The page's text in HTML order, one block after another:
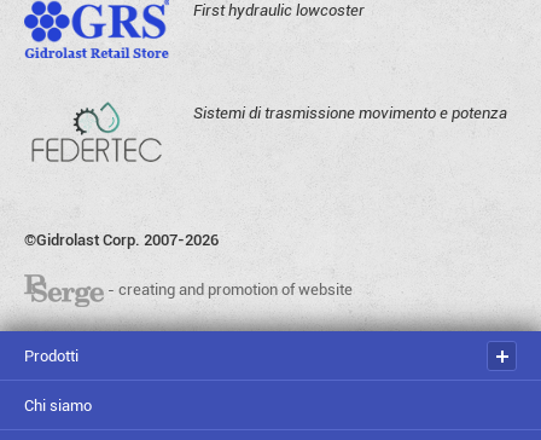
First hydraulic lowcoster
Sistemi di trasmissione movimento e potenza
©Gidrolast Corp. 2007-2026
- creating and promotion of website
Prodotti
Chi siamo